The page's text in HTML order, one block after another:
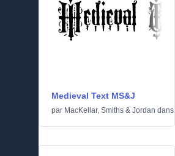
Medieval Text MS&J
par MacKellar, Smiths & Jordan dans